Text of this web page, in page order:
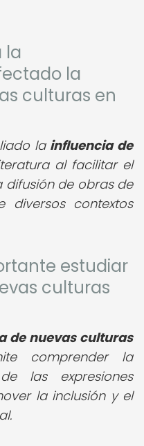
la
la
culturas en
la influencia de
al facilitar el
de obras de
diversos contextos
estudiar
culturas
de nuevas culturas
comprender la
las expresiones
la inclusión y el